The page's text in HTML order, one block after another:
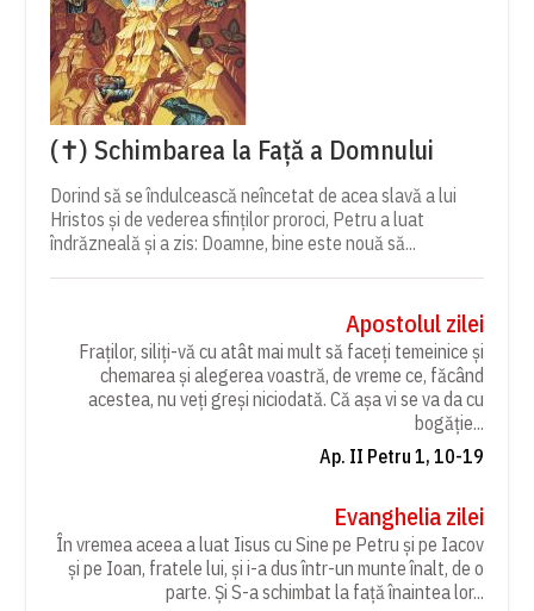
(✝) Schimbarea la Față a Domnului
Dorind să se îndulcească neîncetat de acea slavă a lui
Hristos și de vederea sfinților proroci, Petru a luat
îndrăzneală și a zis: Doamne, bine este nouă să...
Apostolul zilei
Fraților, siliți-vă cu atât mai mult să faceți temeinice și
chemarea și alegerea voastră, de vreme ce, făcând
acestea, nu veți greși niciodată. Că așa vi se va da cu
bogăție...
Ap. II Petru 1, 10-19
Evanghelia zilei
În vremea aceea a luat Iisus cu Sine pe Petru și pe Iacov
și pe Ioan, fratele lui, și i-a dus într-un munte înalt, de o
parte. Și S-a schimbat la față înaintea lor...